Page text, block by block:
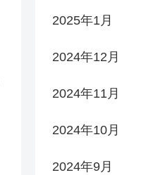
2025年1月
2024年12月
2024年11月
2024年10月
2024年9月